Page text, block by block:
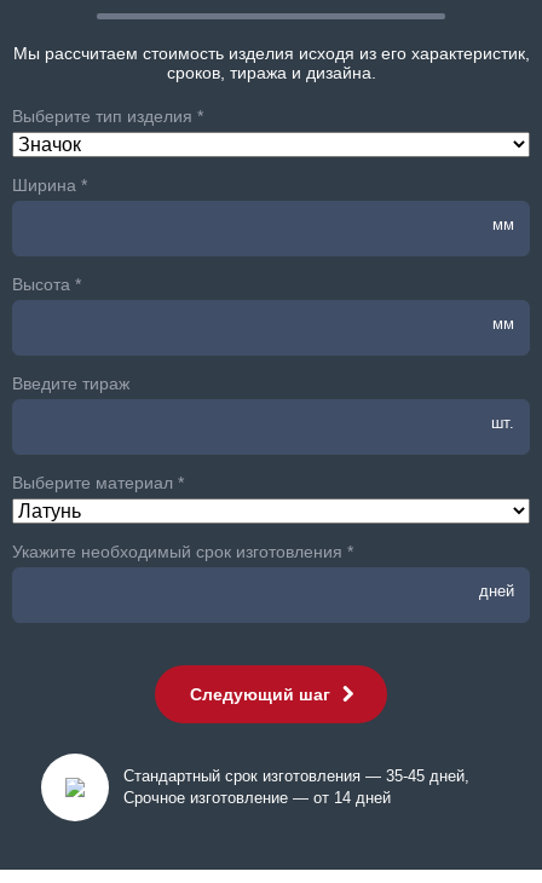
Мы рассчитаем стоимость изделия исходя из его характеристик,
сроков, тиража и дизайна.
Выберите тип изделия *
Ширина *
мм
Высота *
мм
Введите тираж
шт.
Выберите материал *
Укажите необходимый срок изготовления *
дней
Стандартный срок изготовления — 35-45 дней,
Срочное изготовление — от 14 дней
Следующий шаг